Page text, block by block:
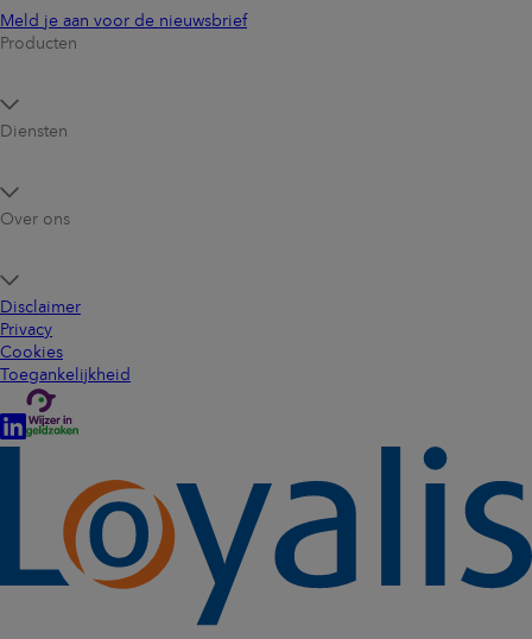
Meld je aan voor de nieuwsbrief
Producten
Diensten
Over ons
Disclaimer
Privacy
Cookies
Toegankelijkheid